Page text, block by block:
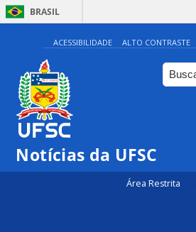
BRASIL
ACESSIBILIDADE ALTO CONTRASTE
Notícias da UFSC
Área Restrita